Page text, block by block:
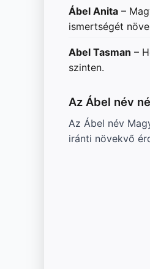
Ábel Anita –
ismertségét
Abel Tasman –
szinten.
Az Ábel név
Az Ábel név
iránti növekvő